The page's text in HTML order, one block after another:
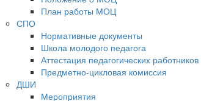
План работы МОЦ
СПО
Нормативные документы
Школа молодого педагога
Аттестация педагогических работников
Предметно-цикловая комиссия
ДШИ
Мероприятия